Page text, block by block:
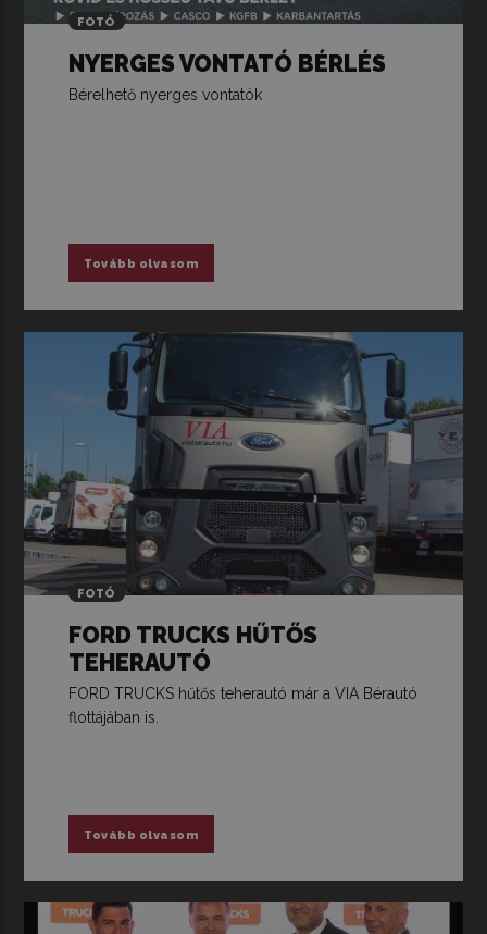
FOTÓ
NYERGES VONTATÓ BÉRLÉS
Bérelhető nyerges vontatók
Tovább olvasom
FOTÓ
FORD TRUCKS HŰTŐS
TEHERAUTÓ
FORD TRUCKS hűtős teherautó már a VIA Bérautó
flottájában is.
Tovább olvasom